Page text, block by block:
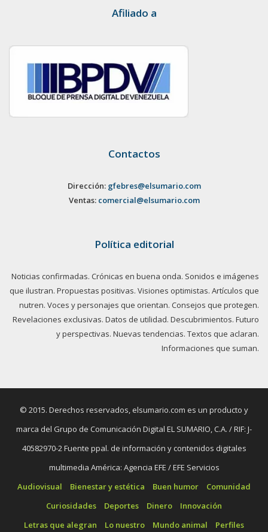
Afiliado a
Contactos
Dirección: gfebres@elsumario.com
Ventas: comercial@elsumario.com
Política editorial
Noticias confirmadas. Crónicas en buena onda. Sonidos e imágenes
que ilustran. Propuestas positivas. Visiones optimistas. Artículos que
nutren. Voces y personajes que orientan. Consejos que protegen.
Revelaciones exclusivas. Datos de utilidad. Descubrimientos. Futuro
y perspectivas. Nuevas tendencias. Textos que aclaran.
Informaciones que suman.
© 2015. Derechos reservados, elsumario.com es un producto y
marca del Grupo de Comunicación Digital EL SUMARIO, C.A. / RIF: J-
40582970-2 Fuente ppal. de información y contenidos digitales
multimedia América: Agencia EFE / EFE Servicios
Audiovisual
Bienestar y estética Buen humor
Comunidad
Curiosidades
Deportes Dinero
Innovación
Letras que alegran
Lo nuestro Mundo animal Perfiles